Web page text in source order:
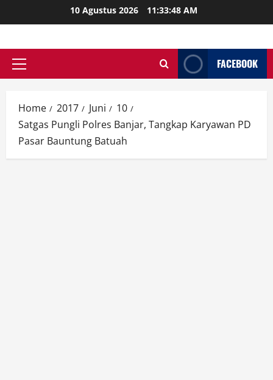
to
10 Agustus 2026 11:33:49 AM
Primary
FACEBOOK
Home 2017 Juni
10
Satgas Pungli Polres Banjar, Tangkap Karyawan PD
Pasar Bauntung Batuah